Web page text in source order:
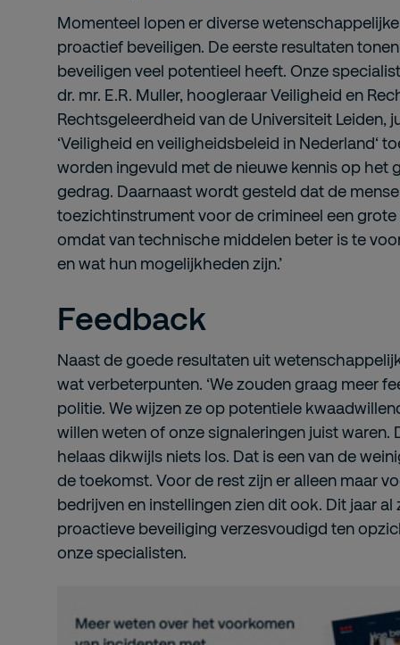
Momenteel lopen er diverse
proactief beveiligen. De eerste resultaten
beveiligen veel potentieel heeft. Onze
dr. mr. E.R. Muller, hoogleraar Veiligheid en
Rechtsgeleerdheid van de Universiteit Leiden,
‘Veiligheid en veiligheidsbeleid in Nederland‘
worden ingevuld met de nieuwe kennis op het
gedrag. Daarnaast wordt gesteld dat de
toezichtinstrument voor de crimineel een
omdat van technische middelen beter is te
en wat hun mogelijkheden zijn.’
Feedback
Naast de goede resultaten uit
wat verbeterpunten. ‘We zouden graag meer
politie. We wijzen ze op potentiele
willen weten of onze signaleringen juist waren.
helaas dikwijls niets los. Dat is een van de
de toekomst. Voor de rest zijn er alleen maar
bedrijven en instellingen zien dit ook. Dit jaar
proactieve beveiliging verzesvoudigd ten
onze specialisten.